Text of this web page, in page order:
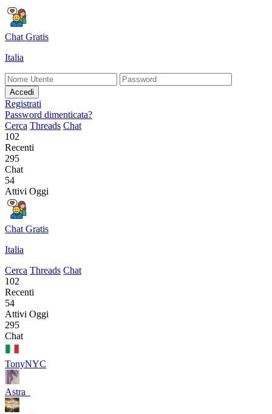
Chat Gratis
Italia
Accedi
Registrati
Password dimenticata?
Cerca Threads Chat
102
Recenti
295
Chat
54
Attivi Oggi
Chat Gratis
Italia
Cerca Threads Chat
102
Recenti
54
Attivi Oggi
295
Chat
TonyNYC
Astra_